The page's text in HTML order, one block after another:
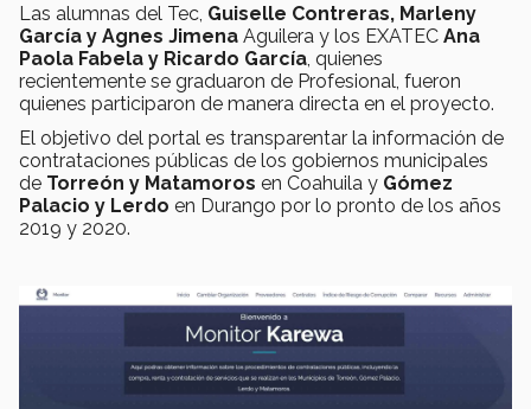
Las alumnas del Tec, Guiselle Contreras, Marleny
García y Agnes Jimena Aguilera y los EXATEC Ana
Paola Fabela y Ricardo García , quienes
recientemente se graduaron de Profesional, fueron
quienes participaron de manera directa en el proyecto.
El objetivo del portal es transparentar la información de
contrataciones públicas de los gobiernos municipales
de Torreón y Matamoros en Coahuila y Gómez
Palacio y Lerdo en Durango por lo pronto de los años
2019 y 2020.